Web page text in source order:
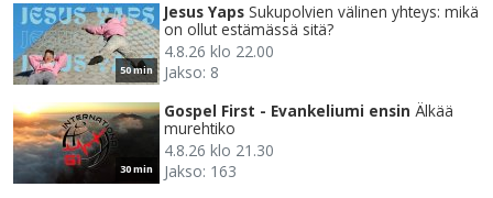
50 min
Jesus Yaps Sukupolvien välinen yhteys: mikä
on ollut estämässä sitä?
4.8.26 klo 22.00
Jakso: 8
30 min
Gospel First - Evankeliumi ensin Älkää
murehtiko
4.8.26 klo 21.30
Jakso: 163